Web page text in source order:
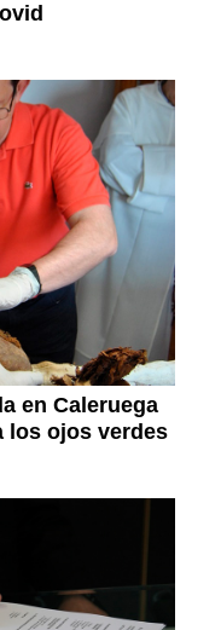
en Caleruega
los ojos verdes